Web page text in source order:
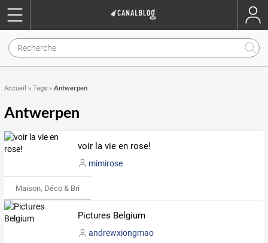
Accueil » Tags » Antwerpen
Antwerpen
voir la vie en rose!
mimirose
Maison, Déco & Bricolage
Pictures Belgium
andrewxiongmao